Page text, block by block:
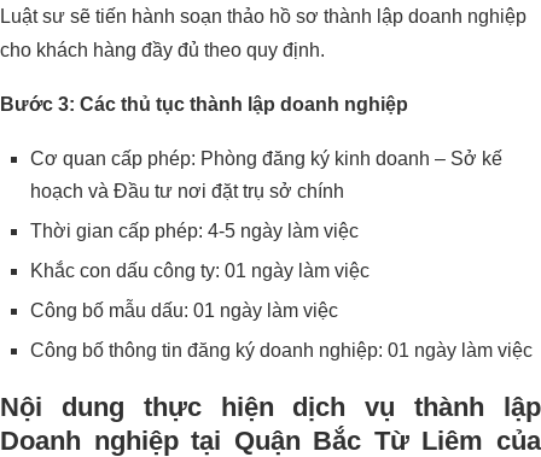
Luật sư sẽ tiến hành soạn thảo hồ sơ thành lập doanh nghiệp
cho khách hàng đầy đủ theo quy định.
Bước 3: Các thủ tục thành lập doanh nghiệp
Cơ quan cấp phép: Phòng đăng ký kinh doanh – Sở kế
hoạch và Đầu tư nơi đặt trụ sở chính
Thời gian cấp phép: 4-5 ngày làm việc
Khắc con dấu công ty: 01 ngày làm việc
Công bố mẫu dấu: 01 ngày làm việc
Công bố thông tin đăng ký doanh nghiệp: 01 ngày làm việc
Nội dung thực hiện dịch vụ thành lập
Doanh nghiệp tại Quận Bắc Từ Liêm của